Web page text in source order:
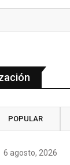
POPULAR
6 agosto, 2026